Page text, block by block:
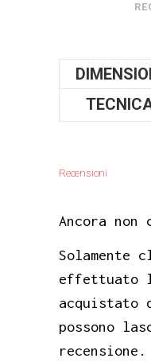
Recensioni
Ancora
Solamente
effettuato
acquistato
possono
recensione.